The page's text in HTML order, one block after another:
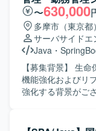
〜630,000
多摩市（東京都）
サーバサイドエ
Java ・
【募集背景】 生
機能強化およびリ
強化する背景がございます。 【作業内
て、設計・開発